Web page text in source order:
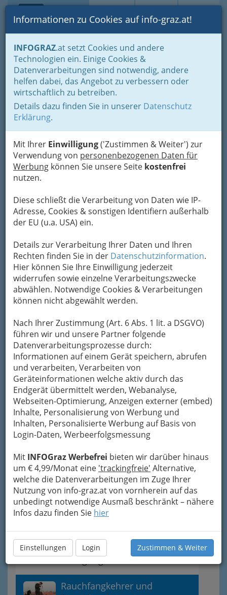
Suche Login Toggle
Informationen zu Cookies auf info-graz.at!
INFOGRAZ.at setzt Cookies und andere
Technologien ein. Einige Cookies &
Datenverarbeitungen sind notwendig, andere
helfen dabei, das Angebot zu verbessern oder
wirtschaftlich zu betreiben.
Details dazu finden Sie in unserer Datenschutz
Erklärung.
Mit Ihrer Einwilligung('Zustimmen & Weiter') zur
Verwendung von personenbezogenen Daten für
Werbung können Sie unsere Seite kostenfrei
nutzen.
Diese schließt die Verarbeitung von Daten wie IP-
Adresse, Cookies & sonstigen Identifiern außerhalb
der EU (u.a. USA) ein.
Details zur Verarbeitung Ihrer Daten und Ihren
Rechten finden Sie in der Datenschutzinformation.
Hier können Sie Ihre Einwilligung jederzeit
widerrufen sowie einzelne Verarbeitungszwecke
abwählen. Notwendige Cookies & Verarbeitungen
können nicht abgewählt werden.
Nach Ihrer Zustimmung (Art. 6 Abs. 1 lit. a DSGVO)
führen wir und unsere Partner folgende
Datenverarbeitungsprozesse durch:
Informationen auf einem Gerät speichern, abrufen
und verarbeiten, Verarbeiten von
Geräteinformationen welche aktiv durch das
Endgerät übermittelt werden, Webanalyse,
Webseiten-Optimierung, Anzeigen externer (embed)
Inhalte, Personalisierung von Werbung und
Inhalten, Personalisierte Werbung auf Basis von
Login-Daten, Werbeerfolgsmessung
Mit INFOGraz Werbefrei bieten wir darüber hinaus
um € 4,99/Monat eine 'trackingfreie' Alternative,
welche die Datenverarbeitungen im Zuge Ihrer
Nutzung von info-graz.at von vornherein auf das
unbedingt notwendige Ausmaß beschränkt – nähere
Infos dazu finden Sie hier
Einstellungen Login Zustimmen & Weiter
Home Branchen
Bauen - der Weg zum eigenen Haus
Reinigung & Service
Rauchfangkehrer und Rauchfangkehrerinnen
Pail Johann
Grazbachgasse 61, 8010 Graz
+43 316 827 448
+43 699 1135 9248
Karte
Adresse mit Google Maps anschauen
Navigation
Polstermöbelreinigung
Teppichreinigung
Abfallentsorgung
Bettfederreinigung
Rauchfangkehrer und